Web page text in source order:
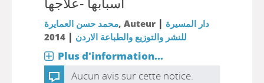
محمد حسن العمايرة, Auteur | دار المسيرة
للنشر والتوزيع والطباعة الاردن |
2014
Plus d'information...
Aucun avis sur cette notice.